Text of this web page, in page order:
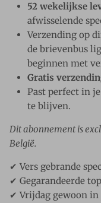
52 wekelijkse
afwisselende
Verzending op
de brievenbus
beginnen met
Gratis
Past perfect in
te blijven.
Dit abonnement is
België.
✔ Vers gebrande
✔ Gegarandeerde
✔ Vrijdag gewoon in